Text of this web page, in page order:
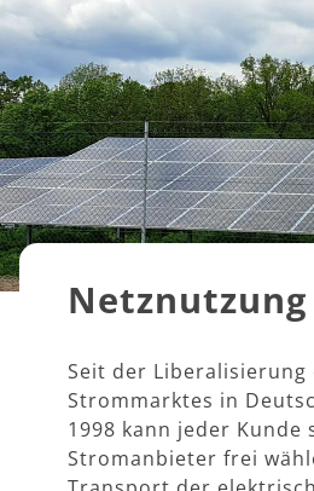
Netznutzung
Seit der Liberalisierung
Strommarktes in
1998 kann jeder Kunde
Stromanbieter frei